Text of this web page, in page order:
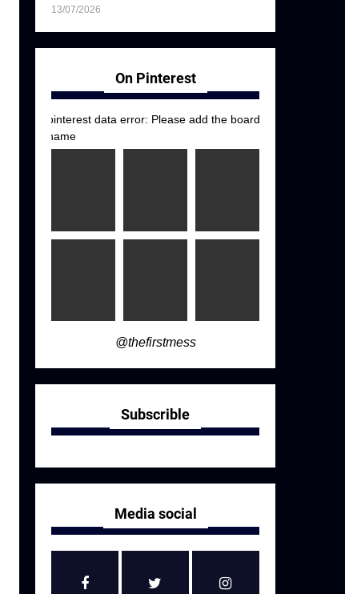
13/07/2026
On Pinterest
pinterest data error: Please add the board
name
@thefirstmess
Subscrible
Media social